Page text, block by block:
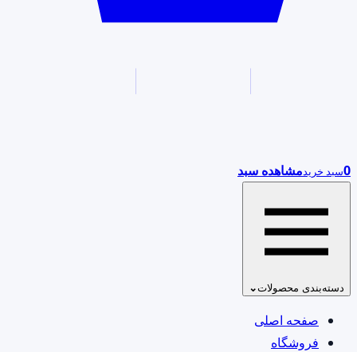
0سبد خریدمشاهده سبد
دسته‌بندی محصولات⌄
صفحه اصلی
فروشگاه